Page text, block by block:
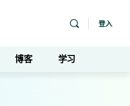
登入
博客 学习